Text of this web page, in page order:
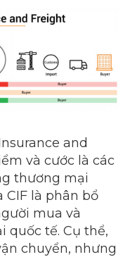
and
và cước là các
thương mại
CIF là phân bổ
mua và
quốc tế. Cụ thể,
chuyển, nhưng